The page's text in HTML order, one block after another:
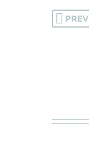
PREV